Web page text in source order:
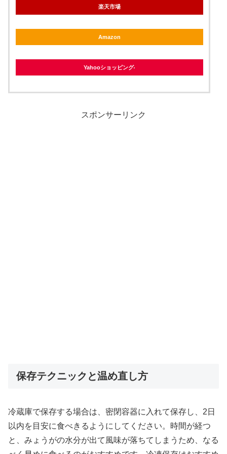
楽天市場
Amazon
Yahooショッピング
スポンサーリンク
保存テクニックと温め直し方
冷蔵庫で保存する場合は、密閉容器に入れて保存し、2日
以内を目安に食べきるようにしてください。時間が経つ
と、みょうがの水分が出て風味が落ちてしまうため、なる